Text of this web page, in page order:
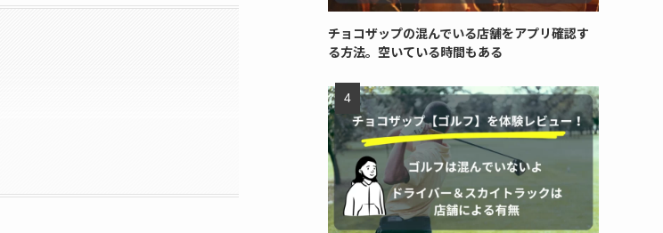
チョコザップの混んでいる店舗をアプリ確認す
る方法。空いている時間もある